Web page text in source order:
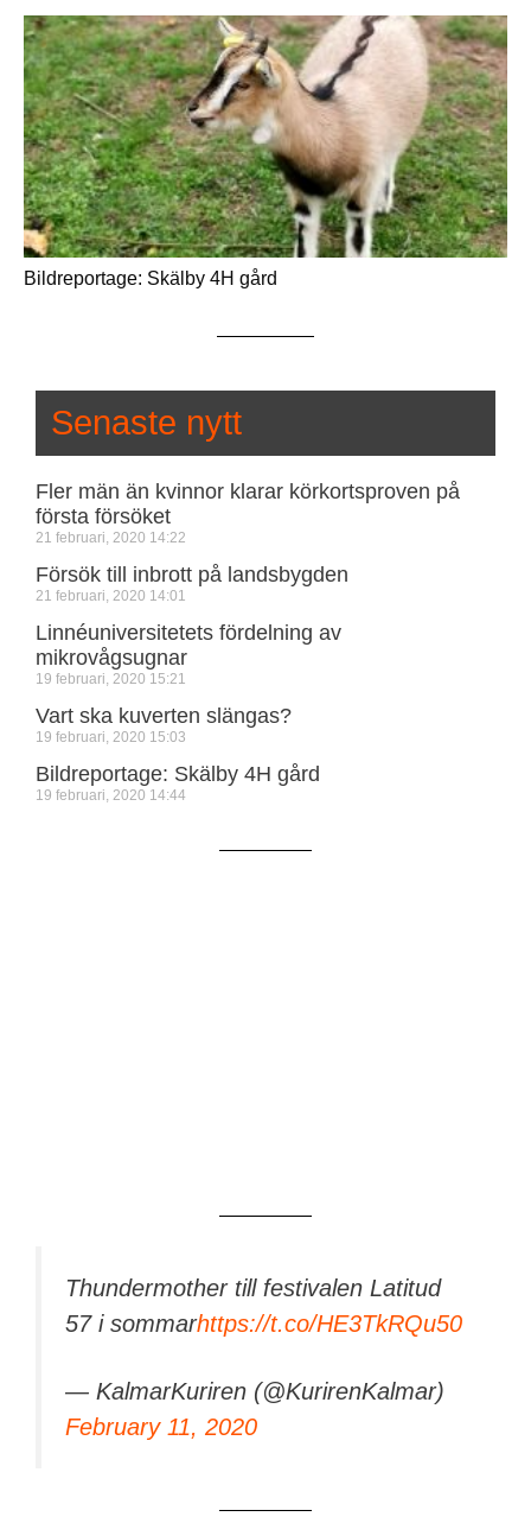
Bildreportage: Skälby 4H gård
Senaste nytt
Fler män än kvinnor klarar körkortsproven på
första försöket
21 februari, 2020 14:22
Försök till inbrott på landsbygden
21 februari, 2020 14:01
Linnéuniversitetets fördelning av
mikrovågsugnar
19 februari, 2020 15:21
Vart ska kuverten slängas?
19 februari, 2020 15:03
Bildreportage: Skälby 4H gård
19 februari, 2020 14:44
Thundermother till festivalen Latitud
57 i sommarhttps://t.co/HE3TkRQu50
— KalmarKuriren (@KurirenKalmar)
February 11, 2020